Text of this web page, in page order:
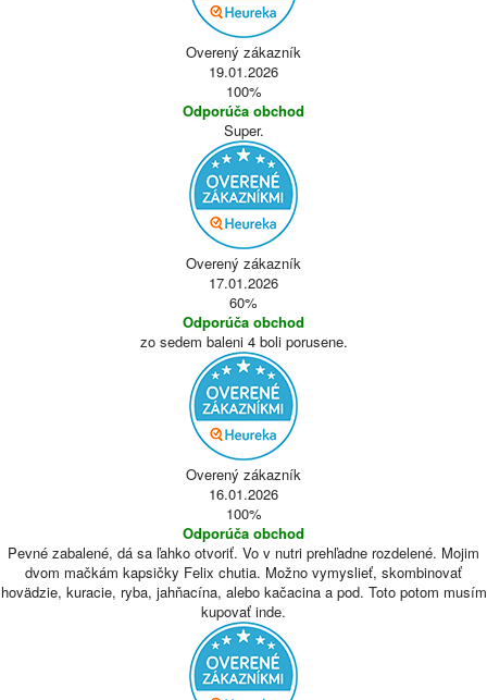
Overený zákazník
19.01.2026
100%
Odporúča obchod
Super.
Overený zákazník
17.01.2026
60%
Odporúča obchod
zo sedem baleni 4 boli porusene.
Overený zákazník
16.01.2026
100%
Odporúča obchod
Pevné zabalené, dá sa ľahko otvoriť. Vo v nutri prehľadne rozdelené. Mojim
dvom mačkám kapsičky Felix chutia. Možno vymyslieť, skombinovať
hovädzie, kuracie, ryba, jahňacína, alebo kačacina a pod. Toto potom musím
kupovať inde.